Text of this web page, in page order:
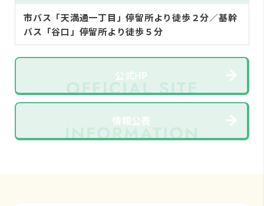
市バス「天満通一丁目」停留所より徒歩２分／基幹
バス「谷口」停留所より徒歩５分
公式HP
情報公表